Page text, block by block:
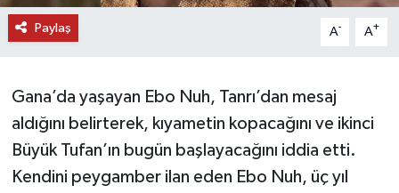
Paylaş A- A+
Gana’da yaşayan Ebo Nuh, Tanrı’dan mesaj
aldığını belirterek, kıyametin kopacağını ve ikinci
Büyük Tufan’ın bugün başlayacağını iddia etti.
Kendini peygamber ilan eden Ebo Nuh, üç yıl
VİDEO HABERLER
RESMİ İLAN